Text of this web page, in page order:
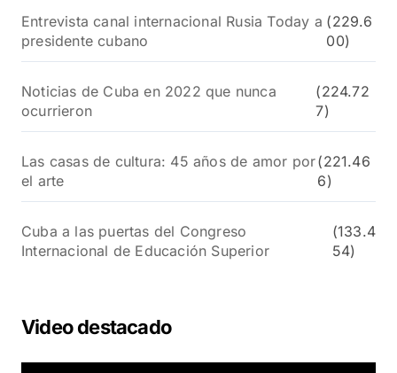
Entrevista canal internacional Rusia Today a
presidente cubano
(229.6
00)
Noticias de Cuba en 2022 que nunca
ocurrieron
(224.72
7)
Las casas de cultura: 45 años de amor por
el arte
(221.46
6)
Cuba a las puertas del Congreso
Internacional de Educación Superior
(133.4
54)
Video destacado